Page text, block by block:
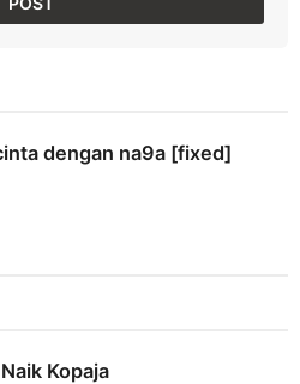
dengan na9a [fixed]
Kopaja